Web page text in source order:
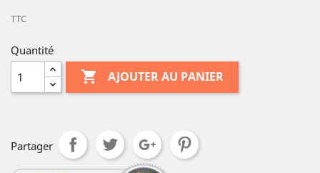
TTC
Quantité
 AJOUTER AU PANIER
Partager